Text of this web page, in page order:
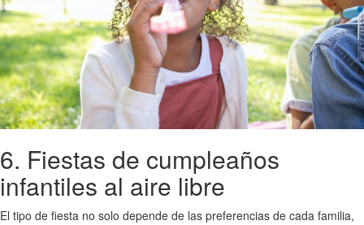
6. Fiestas de cumpleaños
infantiles al aire libre
El tipo de fiesta no solo depende de las preferencias de cada familia,